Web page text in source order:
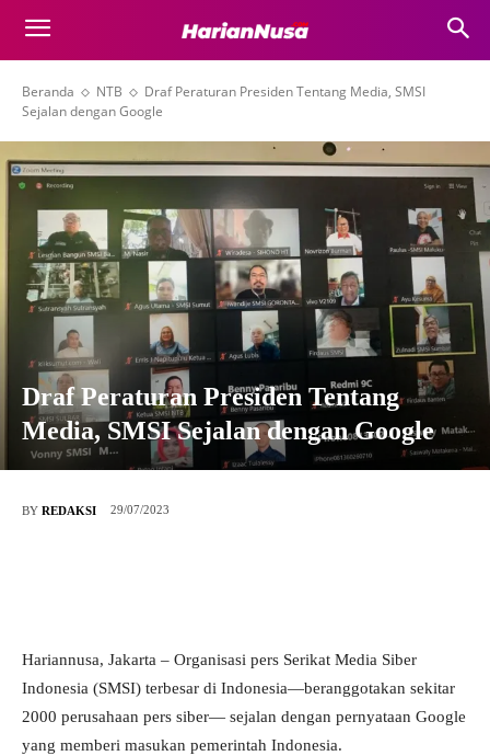
Beranda NTB
Draf Peraturan Presiden Tentang Media, SMSI
Sejalan dengan Google
Draf Peraturan Presiden Tentang
Media, SMSI Sejalan dengan Google
BY REDAKSI 29/07/2023
Hariannusa, Jakarta – Organisasi pers Serikat Media Siber
Indonesia (SMSI) terbesar di Indonesia—beranggotakan sekitar
2000 perusahaan pers siber— sejalan dengan pernyataan Google
yang memberi masukan pemerintah Indonesia.